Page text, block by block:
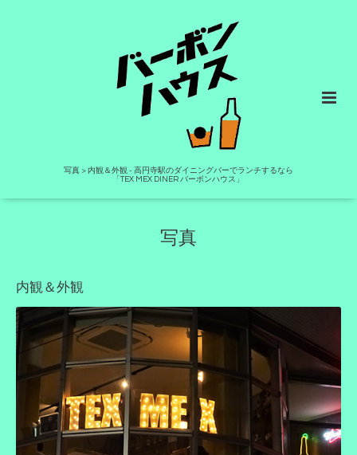
写真 > 内観＆外観 - 高円寺駅のダイニングバーでランチするなら
「TEX MEX DINER バーボンハウス」
写真
内観＆外観